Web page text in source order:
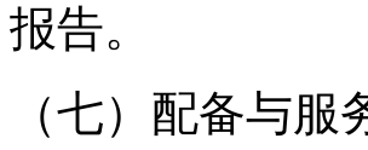
报告。
（七）配备与